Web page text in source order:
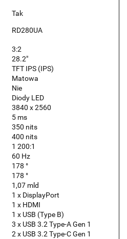
Tak
RD280UA
3:2
28.2"
TFT IPS (IPS)
Matowa
Nie
Diody LED
3840 x 2560
5 ms
350 nits
400 nits
1 200:1
60 Hz
178 °
178 °
1,07 mld
1 x DisplayPort
1 x HDMI
1 x USB (Type B)
3 x USB 3.2 Type-A Gen 1
2 x USB 3.2 Type-C Gen 1